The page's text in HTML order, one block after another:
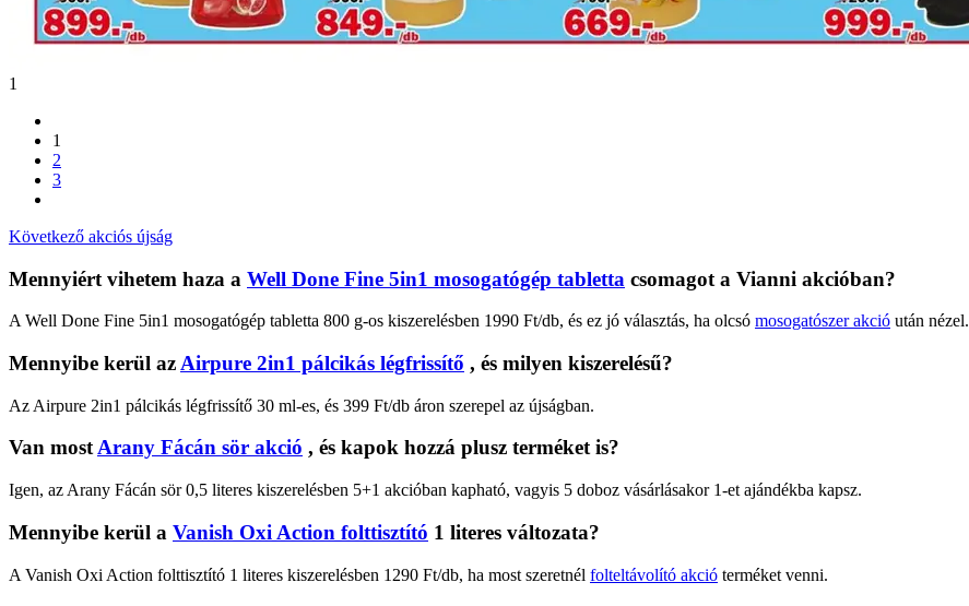
1
1
2
3
Következő akciós újság
Mennyiért vihetem haza a Well Done Fine 5in1 mosogatógép tabletta csomagot a Vianni akcióban?
A Well Done Fine 5in1 mosogatógép tabletta 800 g-os kiszerelésben 1990 Ft/db, és ez jó választás, ha olcsó mosogatószer akció után nézel.
Mennyibe kerül az Airpure 2in1 pálcikás légfrissítő , és milyen kiszerelésű?
Az Airpure 2in1 pálcikás légfrissítő 30 ml-es, és 399 Ft/db áron szerepel az újságban.
Van mostArany Fácán sör akció , és kapok hozzá plusz terméket is?
Igen, az Arany Fácán sör 0,5 literes kiszerelésben 5+1 akcióban kapható, vagyis 5 doboz vásárlásakor 1-et ajándékba kapsz.
Mennyibe kerül a Vanish Oxi Action folttisztító 1 literes változata?
A Vanish Oxi Action folttisztító 1 literes kiszerelésben 1290 Ft/db, ha most szeretnél folteltávolító akció terméket venni.